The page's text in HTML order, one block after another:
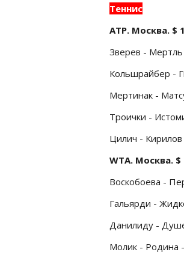
Теннис
ATP. Москва. $
Зверев - Мертль
Кольшрайбер -
Мертинак -
Троички -
Цилич - Кирилов
WTA. Москва. $
Воскобоева -
Гальярди -
Данилиду -
Молик - Родина